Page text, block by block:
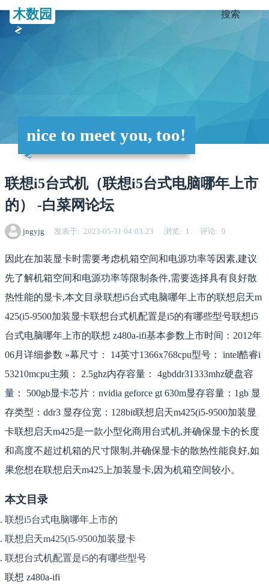
木数园 搜索
nice to meet you, too!
联想i5台式机（联想i5台式电脑哪年上市
的） -白菜网论坛
jngyjg 发表于 2023-05-31 04:03:23 浏览 1 评论 0
因此在加装显卡时需要考虑机箱空间和电源功率等因素,建议
先了解机箱空间和电源功率等限制条件,需要选择具有良好散
热性能的显卡,本文目录联想i5台式电脑哪年上市的联想启天m
425(i5-9500加装显卡联想台式机配置是i5的有哪些型号联想i5
台式电脑哪年上市的联想 z480a-ifi基本参数上市时间：2012年
06月详细参数 »幕尺寸： 14英寸1366x768cpu型号： intel酷睿i
53210mcpu主频： 2.5ghz内存容量： 4gbddr31333mhz硬盘容
量： 500gb显卡芯片：nvidia geforce gt 630m显存容量：1gb 显
存类型：ddr3 显存位宽：128bit联想启天m425(i5-9500加装显
卡联想启天m425是一款小型化商用台式机,并确保显卡的长度
和高度不超过机箱的尺寸限制,并确保显卡的散热性能良好,如
果您想在联想启天m425上加装显卡,因为机箱空间较小。
本文目录
联想i5台式电脑哪年上市的
联想启天m425(i5-9500加装显卡
联想台式机配置是i5的有哪些型号
联想 z480a-ifi